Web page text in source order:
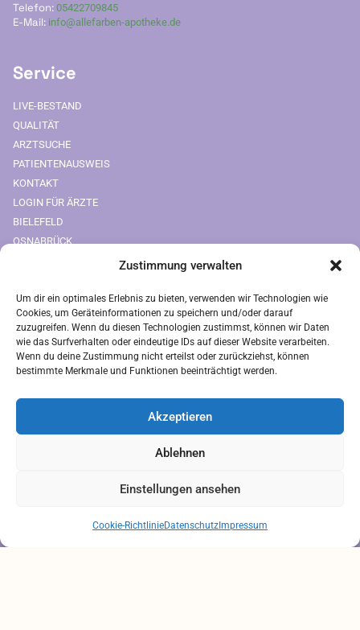
Zustimmung verwalten
Um dir ein optimales Erlebnis zu bieten, verwenden wir Technologien wie
Cookies, um Geräteinformationen zu speichern und/oder darauf
zuzugreifen. Wenn du diesen Technologien zustimmst, können wir Daten
wie das Surfverhalten oder eindeutige IDs auf dieser Website verarbeiten.
Wenn du deine Zustimmung nicht erteilst oder zurückziehst, können
bestimmte Merkmale und Funktionen beeinträchtigt werden.
Akzeptieren
Ablehnen
Einstellungen ansehen
Cookie-RichtlinieDatenschutz Impressum
Telefon: 05422709845
E-Mail: info@allefarben-apotheke.de
Service
LIVE-BESTAND
QUALITÄT
ARZTSUCHE
PATIENTENAUSWEIS
KONTAKT
LOGIN FÜR ÄRZTE
BIELEFELD
OSNABRÜCK
FREIUMSCHLAG AUSDRUCKEN
Rechtliches
AGB
VERSANDARTEN
Brauchen Sie Hilfe?